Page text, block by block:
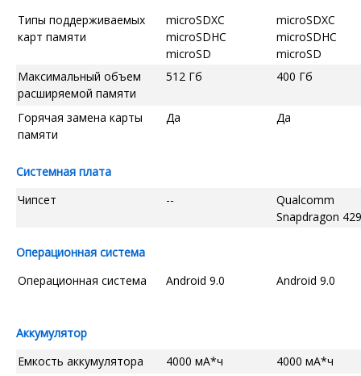
Типы поддерживаемых
карт памяти
microSDXC
microSDHC
microSD
microSDXC
microSDHC
microSD
Максимальный объем
расширяемой памяти
512 Гб 400 Гб
Горячая замена карты
памяти
Да Да
Системная плата
Чипсет
--
Qualcomm
Snapdragon 429
Операционная система
Операционная система
Android 9.0 Android 9.0
Аккумулятор
Емкость аккумулятора
4000 мА*ч
4000 мА*ч